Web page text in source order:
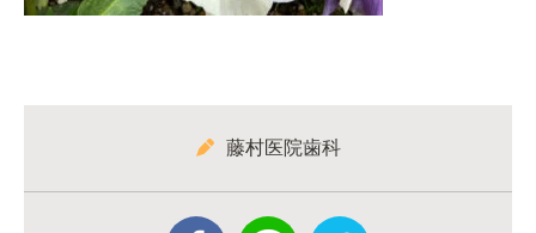
藤村医院歯科